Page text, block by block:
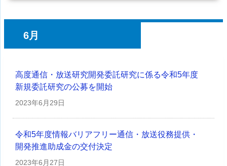
6月
高度通信・放送研究開発委託研究に係る令和5年度
新規委託研究の公募を開始
2023年6月29日
令和5年度情報バリアフリー通信・放送役務提供・
開発推進助成金の交付決定
2023年6月27日